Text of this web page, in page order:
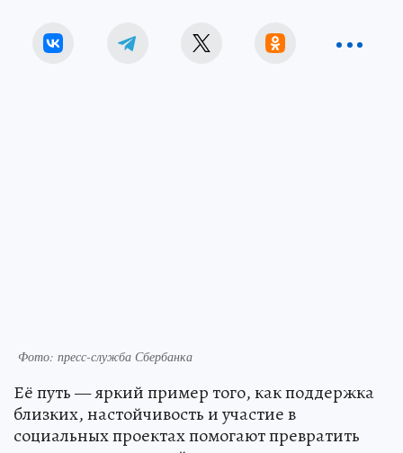
Фото: пресс-служба Сбербанка
Её путь — яркий пример того, как поддержка
близких, настойчивость и участие в
социальных проектах помогают превратить